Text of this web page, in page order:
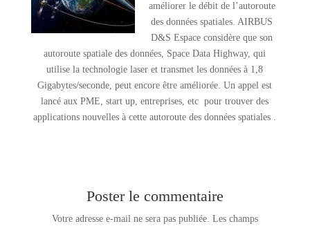
améliorer le débit de l’autoroute
des données spatiales. AIRBUS
D&S Espace considère que son
autoroute spatiale des données, Space Data Highway, qui
utilise la technologie laser et transmet les données à 1,8
Gigabytes/seconde, peut encore être améliorée. Un appel est
lancé aux PME, start up, entreprises, etc pour trouver des
applications nouvelles à cette autoroute des données spatiales .
Poster le commentaire
Votre adresse e-mail ne sera pas publiée. Les champs